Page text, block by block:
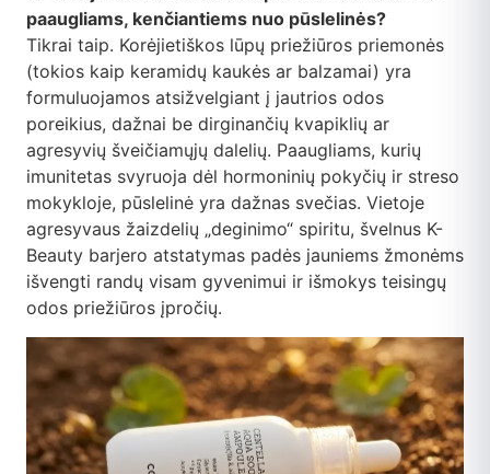
paaugliams, kenčiantiems nuo pūslelinės?
Tikrai taip. Korėjietiškos lūpų priežiūros priemonės
(tokios kaip keramidų kaukės ar balzamai) yra
formuluojamos atsižvelgiant į jautrios odos
poreikius, dažnai be dirginančių kvapiklių ar
agresyvių šveičiamųjų dalelių. Paaugliams, kurių
imunitetas svyruoja dėl hormoninių pokyčių ir streso
mokykloje, pūslelinė yra dažnas svečias. Vietoje
agresyvaus žaizdelių „deginimo“ spiritu, švelnus K-
Beauty barjero atstatymas padės jauniems žmonėms
išvengti randų visam gyvenimui ir išmokys teisingų
odos priežiūros įpročių.